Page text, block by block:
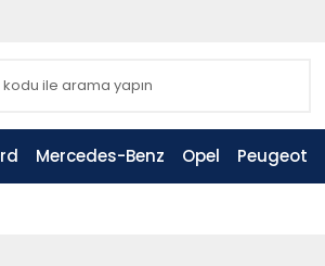
Mercedes-Benz Opel Peugeot